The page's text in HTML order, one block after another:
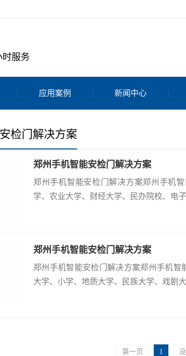
时服务
应用案例 新闻中心
检门解决方案
郑州手机智能安检门解决方案
郑州手机智能安检门解决方案郑州手机
学、农业大学、财经大学、民办院校、电
郑州手机智能安检门解决方案
郑州手机智能安检门解决方案郑州手机
大学、小学、地质大学、民族大学、戏剧
第一页 1